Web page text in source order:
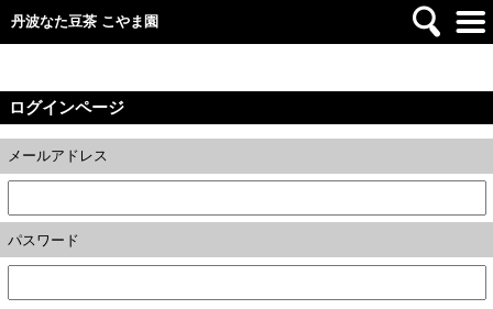
丹波なた豆茶 こやま園
ログインページ
メールアドレス
パスワード